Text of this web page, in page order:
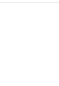
facendo
a tutti i
garanzie
di misure